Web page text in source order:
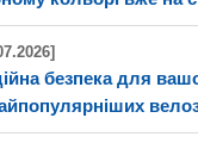
безпека для